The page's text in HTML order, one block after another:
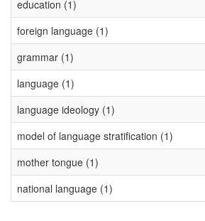
education (1)
foreign language (1)
grammar (1)
language (1)
language ideology (1)
model of language stratification (1)
mother tongue (1)
national language (1)